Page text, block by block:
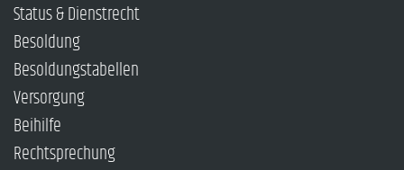
Status & Dienstrecht
Besoldung
Besoldungstabellen
Versorgung
Beihilfe
Rechtsprechung